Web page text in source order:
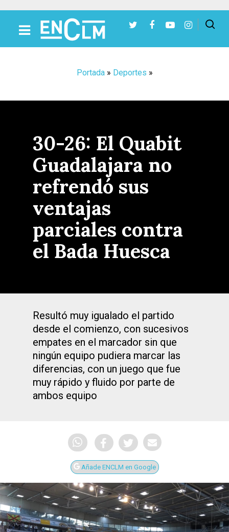
Portada» Deportes »
30-26: El Quabit
Guadalajara no
refrendó sus
ventajas
parciales contra
el Bada Huesca
Resultó muy igualado el partido
desde el comienzo, con sucesivos
empates en el marcador sin que
ningún equipo pudiera marcar las
diferencias, con un juego que fue
muy rápido y fluido por parte de
ambos equipo
Añade ENCLM en Google